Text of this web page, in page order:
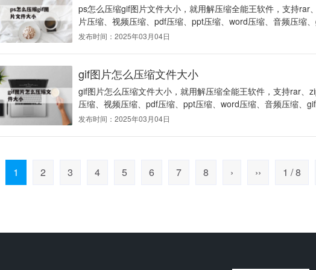
ps怎么压缩gif图片文件大小，就用解压缩全能王软件，支持rar
片压缩、视频压缩、pdf压缩、ppt压缩、word压缩、音频压缩
发布时间：2025年03月04日
gif图片怎么压缩文件大小
gif图片怎么压缩文件大小，就用解压缩全能王软件，支持rar、
压缩、视频压缩、pdf压缩、ppt压缩、word压缩、音频压缩、
发布时间：2025年03月04日
1 2 3 4 5 6 7 8 › ›› 1 / 8